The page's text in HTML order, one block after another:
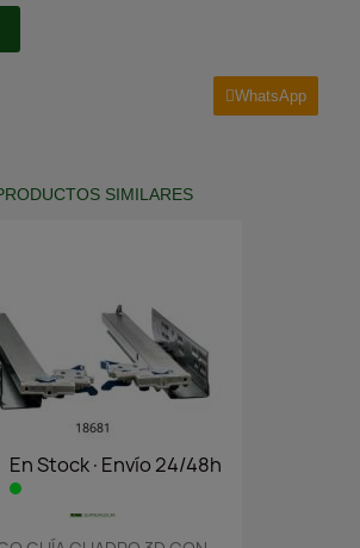
WhatsApp
SIMILARES
En Stock·Envío 24/48h